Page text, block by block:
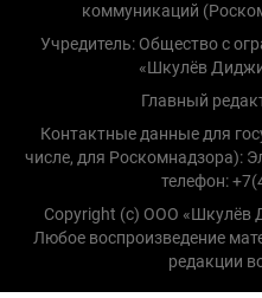
коммуникаций
Учредитель: Общество с
«Шкулёв
Главный
Контактные данные для
числе, для Роскомнадзора):
телефон:
Copyright (с) ООО «Шкулёв
Любое воспроизведение
редакции